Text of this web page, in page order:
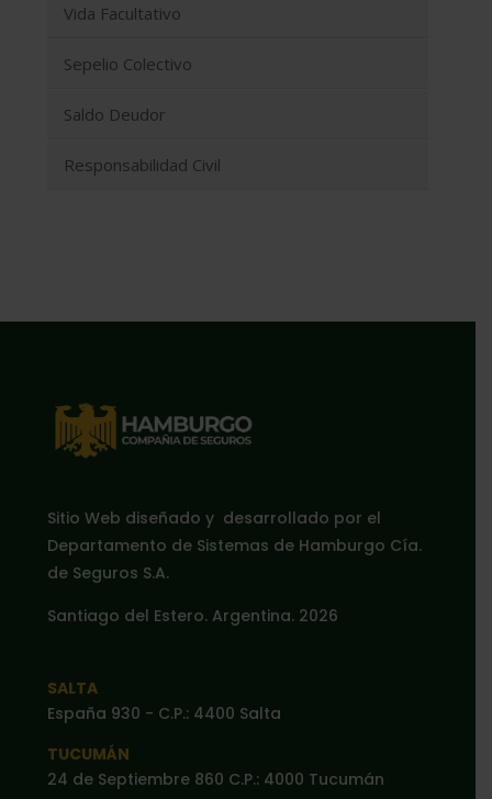
Vida Facultativo
Sepelio Colectivo
Saldo Deudor
Responsabilidad Civil
Sitio Web diseñado y desarrollado por el
Departamento de Sistemas de Hamburgo Cía.
de Seguros S.A.
Santiago del Estero. Argentina. 2026
SALTA
España 930 - C.P.: 4400 Salta
TUCUMÁN
24 de Septiembre 860 C.P.: 4000 Tucumán